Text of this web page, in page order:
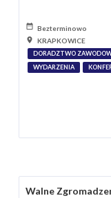
Bezterminowo
KRAPKOWICE
DORADZTWO
WYDARZENIA
Walne